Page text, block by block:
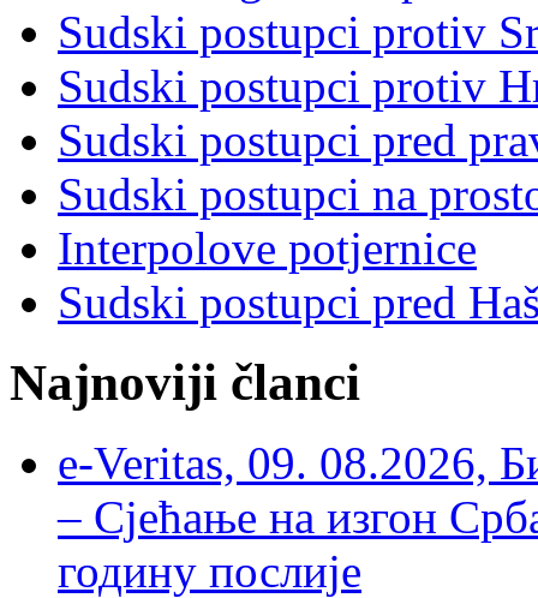
Sudski postupci protiv
Sudski postupci protiv
Sudski postupci pred
Sudski postupci na
Interpolove potjernice
Sudski postupci pred
Najnoviji članci
e-Veritas, 09. 08.2026,
– Сјећање на изгон
годину послије